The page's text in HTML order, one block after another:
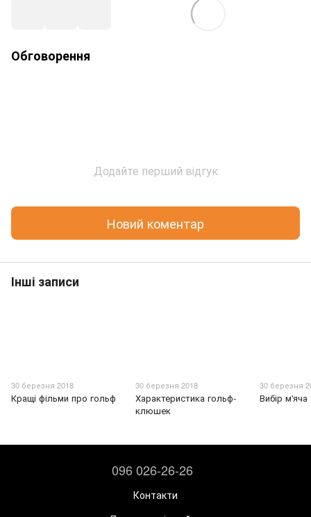
Обговорення
Додайте перший відгук
Новий коментар
Інші записи
30 березня 2018
Кращі фільми про гольф
30 березня 2018
Характеристика гольф-
клюшек
30 березня
Вибір м'яча
096 026-26-26
Контакти